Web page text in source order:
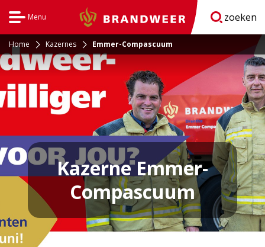
Menu Brandweer zoeken
Home Kazernes Emmer-Compascuum
Kazerne Emmer-
Compascuum